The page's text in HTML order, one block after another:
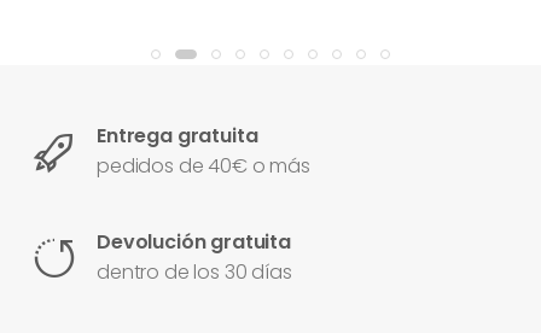
Entrega gratuita
pedidos de 40€ o más
Devolución gratuita
dentro de los 30 días